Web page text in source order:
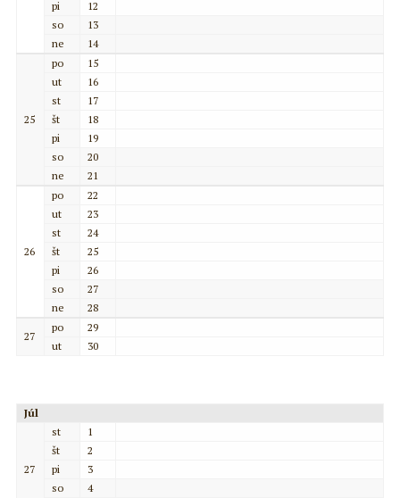
pi
12
so
13
ne
14
25
po
15
ut
16
st
17
št
18
pi
19
so
20
ne
21
26
po
22
ut
23
st
24
št
25
pi
26
so
27
ne
28
27
po
29
ut
30
Júl
27
st
1
št
2
pi
3
so
4